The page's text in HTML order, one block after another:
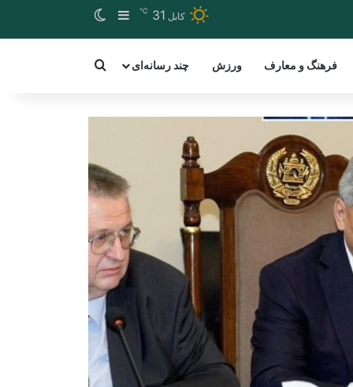
کابل 31
℃
Sidebar
فرهنگ و معارف ورزش چند رسانه‌ای for a word